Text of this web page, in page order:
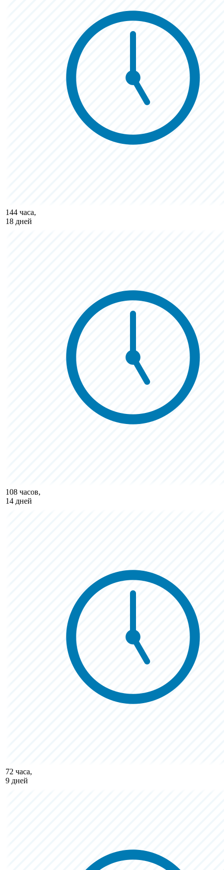
144 часа,
18 дней
108 часов,
14 дней
72 часа,
9 дней